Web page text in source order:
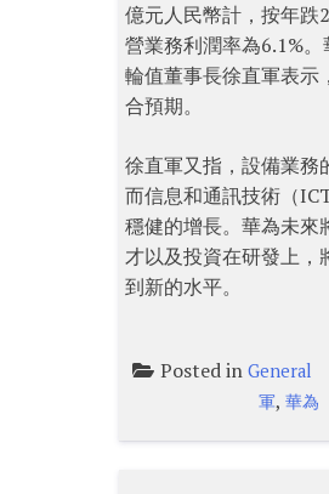
億元人民幣計，按年跌
營業務利潤率為6.1%
輪值董事長徐直軍表示
合預期。
徐直軍又指，設備業務
而信息和通訊技術（
穩健的增長。華為未來
才以及投資在研發上，
到新的水平。
Posted in General
軍,華為